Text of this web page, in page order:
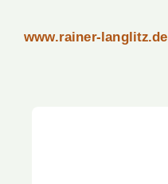
www.rainer-langlitz.de